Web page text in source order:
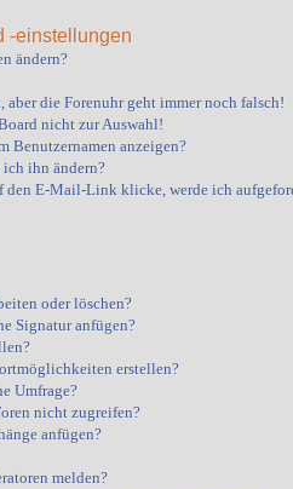
-einstellungen
ändern?
die Forenuhr geht immer noch falsch!
nicht zur Auswahl!
Benutzernamen anzeigen?
ihn ändern?
den E-Mail-Link klicke, werde ich
oder löschen?
Signatur anfügen?
erstellen?
Umfrage?
nicht zugreifen?
anfügen?
melden?